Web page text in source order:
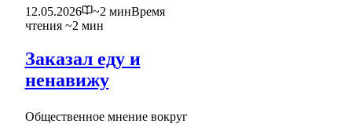
12.05.2026
~2 минВремя
чтения ~2 мин
Заказал еду и
ненавижу
Общественное мнение вокруг